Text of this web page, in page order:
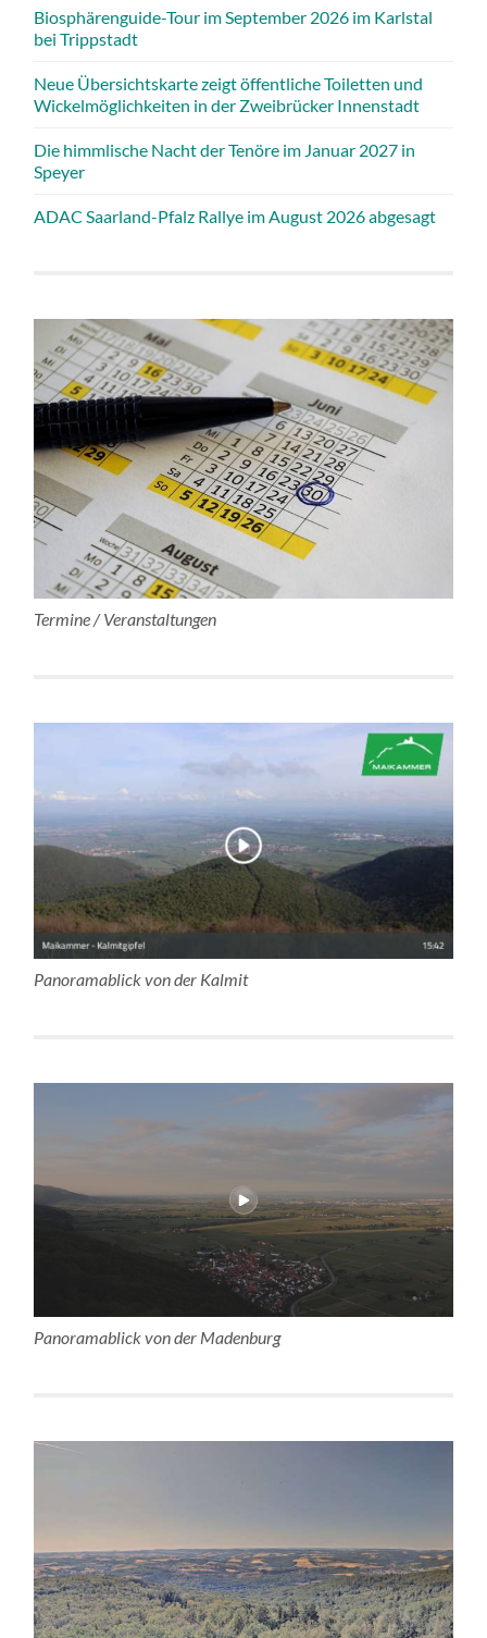
Biosphärenguide-Tour im September 2026 im Karlstal
bei Trippstadt
Neue Übersichtskarte zeigt öffentliche Toiletten und
Wickelmöglichkeiten in der Zweibrücker Innenstadt
Die himmlische Nacht der Tenöre im Januar 2027 in
Speyer
ADAC Saarland-Pfalz Rallye im August 2026 abgesagt
Termine / Veranstaltungen
Panoramablick von der Kalmit
Panoramablick von der Madenburg